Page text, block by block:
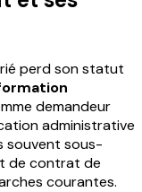
perd son statut
demandeur
administrative
souvent sous-
de contrat de
courantes.